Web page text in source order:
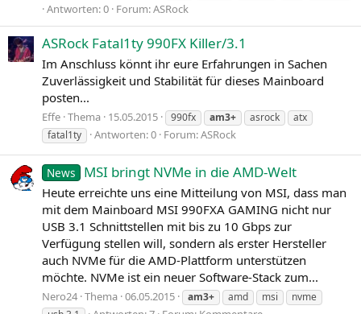
Antworten: 0 Forum:ASRock
ASRock Fatal1ty 990FX Killer/3.1
Im Anschluss könnt ihr eure Erfahrungen in Sachen
Zuverlässigkeit und Stabilität für dieses Mainboard
posten...
Effe Thema 15.05.2015 990fx am3+ asrock
atx
fatal1ty
Antworten: 0 Forum:ASRock
News MSI bringt NVMe in die AMD-Welt
Heute erreichte uns eine Mitteilung von MSI, dass man
mit dem Mainboard MSI 990FXA GAMING nicht nur
USB 3.1 Schnittstellen mit bis zu 10 Gbps zur
Verfügung stellen will, sondern als erster Hersteller
auch NVMe für die AMD-Plattform unterstützen
möchte. NVMe ist ein neuer Software-Stack zum...
Nero24 Thema 06.05.2015 am3+ amd msi
nvme